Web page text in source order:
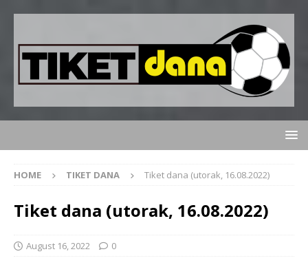
HOME TIKET DANA Tiket dana (utorak, 16.08.2022)
Tiket dana (utorak, 16.08.2022)
August 16, 2022 0